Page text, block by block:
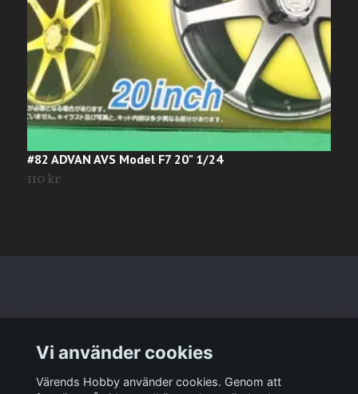
#82 ADVAN AVS Model F7 20" 1/24
110 kr
Sociala medier
Vi använder cookies
Värends Hobby använder cookies. Genom att